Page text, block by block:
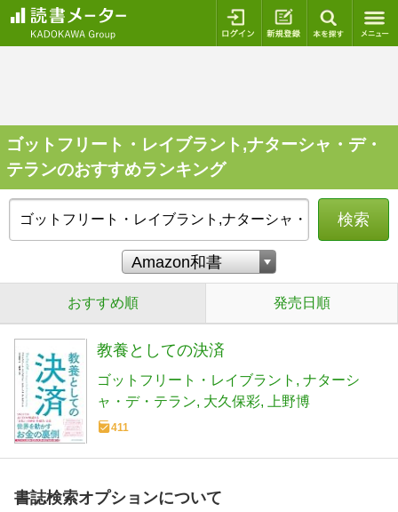
ログイン 新規登録
ゴットフリート・レイブラント,ナターシャ・デ・
テランのおすすめランキング
検索
おすすめ順 発売日順
教養としての決済
ゴットフリート・レイブラント
ナターシ
ャ・デ・テラン 大久保彩 上野博
411
書誌検索オプションについて